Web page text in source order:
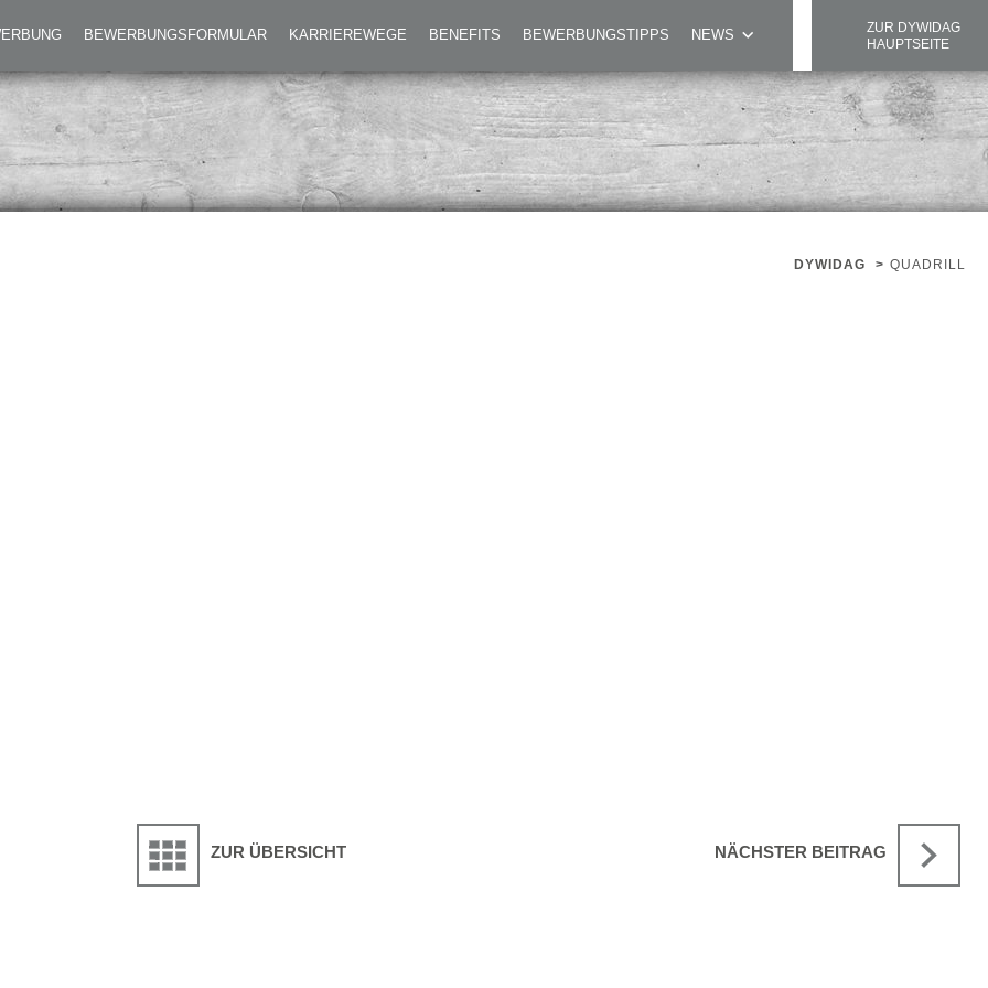
BEWERBUNGSFORMULAR KARRIEREWEGE BENEFITS BEWERBUNGSTIPPS NEWS
ZUR DYWIDAG
HAUPTSEITE
DYWIDAG > QUADRILL
ZUR ÜBERSICHT NÄCHSTER BEITRAG